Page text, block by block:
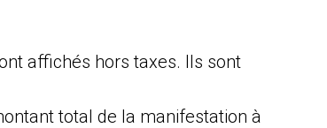
affichés hors taxes. Ils sont
total de la manifestation à